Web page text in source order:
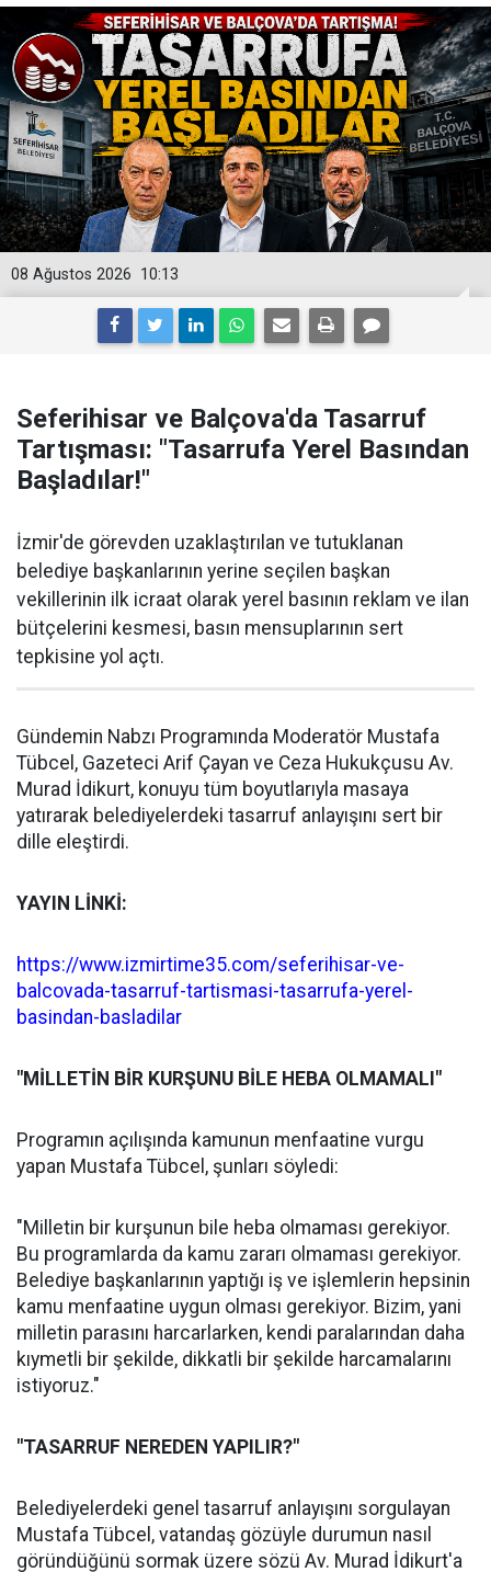
10:13
08 Ağustos 2026
Seferihisar ve Balçova'da Tasarruf
Tartışması: "Tasarrufa Yerel Basından
Başladılar!"
İzmir'de görevden uzaklaştırılan ve tutuklanan
belediye başkanlarının yerine seçilen başkan
vekillerinin ilk icraat olarak yerel basının reklam ve ilan
bütçelerini kesmesi, basın mensuplarının sert
tepkisine yol açtı.
Gündemin Nabzı Programında Moderatör Mustafa
Tübcel, Gazeteci Arif Çayan ve Ceza Hukukçusu Av.
Murad İdikurt, konuyu tüm boyutlarıyla masaya
yatırarak belediyelerdeki tasarruf anlayışını sert bir
dille eleştirdi.
YAYIN LİNKİ:
https://www.izmirtime35.com/seferihisar-ve-
balcovada-tasarruf-tartismasi-tasarrufa-yerel-
basindan-basladilar
"MİLLETİN BİR KURŞUNU BİLE HEBA OLMAMALI"
Programın açılışında kamunun menfaatine vurgu
yapan Mustafa Tübcel, şunları söyledi:
"Milletin bir kurşunun bile heba olmaması gerekiyor.
Bu programlarda da kamu zararı olmaması gerekiyor.
Belediye başkanlarının yaptığı iş ve işlemlerin hepsinin
kamu menfaatine uygun olması gerekiyor. Bizim, yani
milletin parasını harcarlarken, kendi paralarından daha
kıymetli bir şekilde, dikkatli bir şekilde harcamalarını
istiyoruz."
"TASARRUF NEREDEN YAPILIR?"
Belediyelerdeki genel tasarruf anlayışını sorgulayan
Mustafa Tübcel, vatandaş gözüyle durumun nasıl
göründüğünü sormak üzere sözü Av. Murad İdikurt'a